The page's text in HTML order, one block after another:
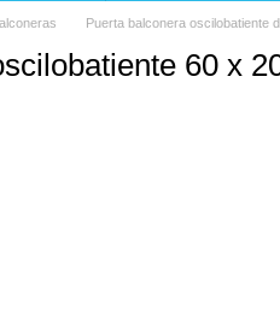
Puerta balconera oscilobatiente
60 x